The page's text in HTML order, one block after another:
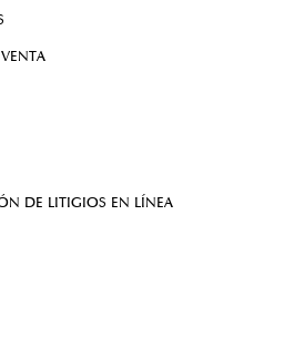
DE LITIGIOS EN LÍNEA